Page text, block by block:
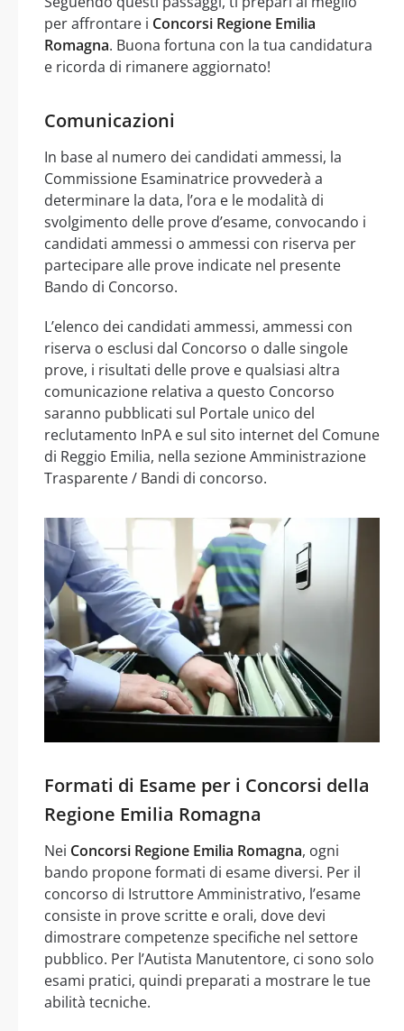
per affrontare i Concorsi Regione Emilia
Romagna. Buona fortuna con la tua candidatura
e ricorda di rimanere aggiornato!
Comunicazioni
In base al numero dei candidati ammessi, la
Commissione Esaminatrice provvederà a
determinare la data, l’ora e le modalità di
svolgimento delle prove d’esame, convocando i
candidati ammessi o ammessi con riserva per
partecipare alle prove indicate nel presente
Bando di Concorso.
L’elenco dei candidati ammessi, ammessi con
riserva o esclusi dal Concorso o dalle singole
prove, i risultati delle prove e qualsiasi altra
comunicazione relativa a questo Concorso
saranno pubblicati sul Portale unico del
reclutamento InPA e sul sito internet del Comune
di Reggio Emilia, nella sezione Amministrazione
Trasparente / Bandi di concorso.
Formati di Esame per i Concorsi della
Regione Emilia Romagna
Nei Concorsi Regione Emilia Romagna, ogni
bando propone formati di esame diversi. Per il
concorso di Istruttore Amministrativo, l’esame
consiste in prove scritte e orali, dove devi
dimostrare competenze specifiche nel settore
pubblico. Per l’Autista Manutentore, ci sono solo
esami pratici, quindi preparati a mostrare le tue
abilità tecniche.